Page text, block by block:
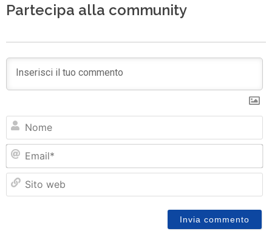
Partecipa alla community